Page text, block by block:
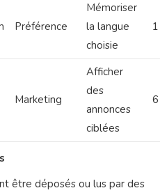
Préférence
Mémoriser
la langue
choisie
Marketing
Afficher
des
annonces
ciblées
être déposés ou lus par des